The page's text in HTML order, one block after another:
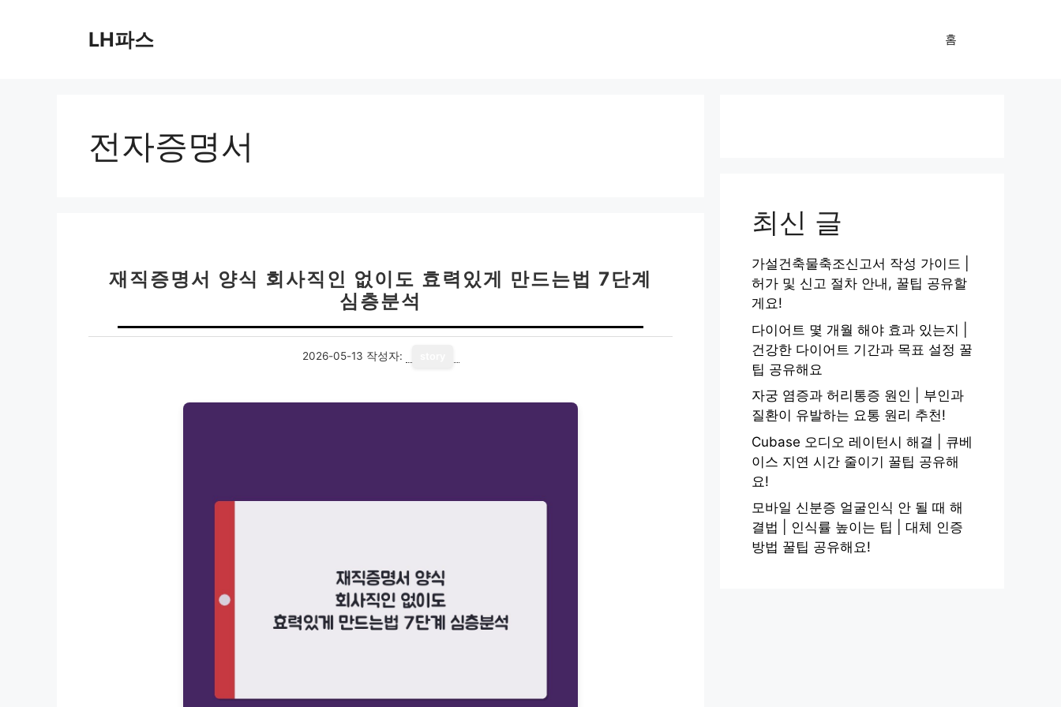
LH파스 홈
전자증명서
재직증명서 양식 회사직인 없이도 효력있게 만드는법 7단계
심층분석
2026-05-13 작성자:
최신 글
가설건축물축조신고서 작성 가이드 |
허가 및 신고 절차 안내, 꿀팁 공유할
게요!
다이어트 몇 개월 해야 효과 있는지 |
건강한 다이어트 기간과 목표 설정 꿀
팁 공유해요
자궁 염증과 허리통증 원인 | 부인과
질환이 유발하는 요통 원리 추천!
Cubase 오디오 레이턴시 해결 | 큐베
이스 지연 시간 줄이기 꿀팁 공유해
요!
모바일 신분증 얼굴인식 안 될 때 해
결법 | 인식률 높이는 팁 | 대체 인증
방법 꿀팁 공유해요!